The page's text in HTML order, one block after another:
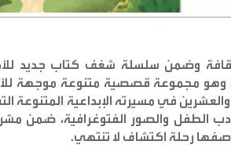
وضمن سلسلة شغف كتاب جديد
في مسيرته الإبداعية المتنوعة
الطفل والصور الفتوغرافية، ضمن
رحلة اكتشاف لا تنتهي.